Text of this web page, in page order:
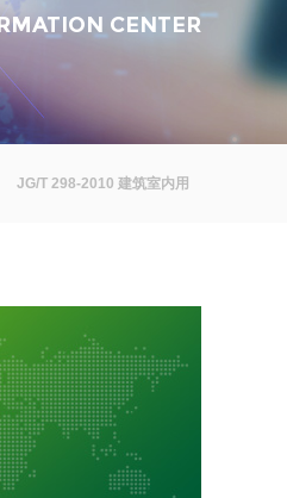
CENTER
JG/T 298-2010 建筑室内用